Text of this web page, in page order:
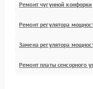
Ремонт чугунной конфорки
Ремонт регулятора
Замена регулятора
Ремонт платы сенсорного